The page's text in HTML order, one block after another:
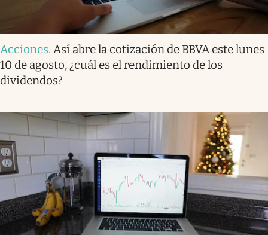
Acciones. Así abre la cotización de BBVA este lunes
10 de agosto, ¿cuál es el rendimiento de los
dividendos?